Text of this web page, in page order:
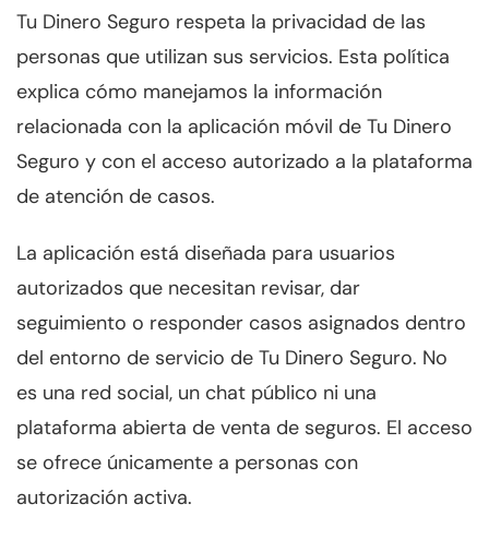
Tu Dinero Seguro respeta la privacidad de las
personas que utilizan sus servicios. Esta política
explica cómo manejamos la información
relacionada con la aplicación móvil de Tu Dinero
Seguro y con el acceso autorizado a la plataforma
de atención de casos.
La aplicación está diseñada para usuarios
autorizados que necesitan revisar, dar
seguimiento o responder casos asignados dentro
del entorno de servicio de Tu Dinero Seguro. No
es una red social, un chat público ni una
plataforma abierta de venta de seguros. El acceso
se ofrece únicamente a personas con
autorización activa.